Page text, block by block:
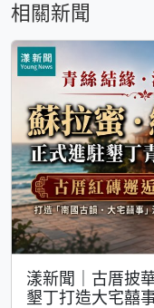
相關新聞
漾新聞｜古厝披
墾丁打造大宅囍